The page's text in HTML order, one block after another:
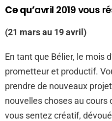
Ce qu’avril 2019 vous
(21 mars au 19 avril)
En tant que Bélier, le mois
prometteur et productif.
prendre de nouveaux
nouvelles choses au cours
vous sentez créatif,